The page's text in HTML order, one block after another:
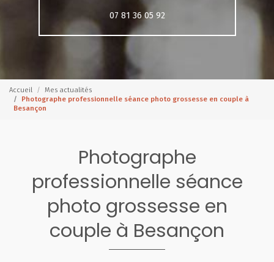
07 81 36 05 92
Accueil
Mes actualités
Photographe professionnelle séance photo grossesse en couple à
Besançon
Photographe
professionnelle séance
photo grossesse en
couple à Besançon